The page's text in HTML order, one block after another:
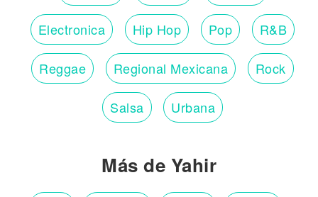
Electronica Hip Hop Pop R&B
Reggae Regional Mexicana Rock
Salsa Urbana
Más de Yahir